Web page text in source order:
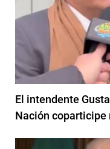
El intendente
Nación coparticipe